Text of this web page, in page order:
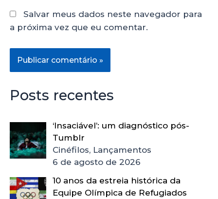
Salvar meus dados neste navegador para
a próxima vez que eu comentar.
Posts recentes
‘Insaciável’: um diagnóstico pós-
Tumblr
Cinéfilos, Lançamentos
6 de agosto de 2026
10 anos da estreia histórica da
Equipe Olímpica de Refugiados